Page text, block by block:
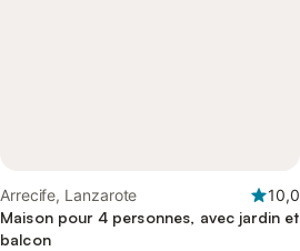
Arrecife, Lanzarote
10,0
Maison pour 4 personnes, avec jardin et
balcon